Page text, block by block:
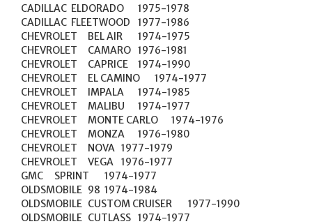
CADILLAC	ELDORADO	1975-1978
CADILLAC	FLEETWOOD	1977-1986
CHEVROLET	BEL AIR	1974-1975
CHEVROLET	CAMARO	1976-1981
CHEVROLET	CAPRICE	1974-1990
CHEVROLET	EL CAMINO	1974-1977
CHEVROLET	IMPALA	1974-1985
CHEVROLET	MALIBU	1974-1977
CHEVROLET	MONTE CARLO	1974-1976
CHEVROLET	MONZA	1976-1980
CHEVROLET	NOVA	1977-1979
CHEVROLET	VEGA	1976-1977
GMC	SPRINT	1974-1977
OLDSMOBILE	98	1974-1984
OLDSMOBILE	CUSTOM CRUISER	1977-1990
OLDSMOBILE	CUTLASS	1974-1977